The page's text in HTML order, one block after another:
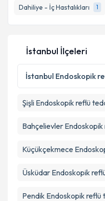
Dahiliye - İç Hastalıkları
1
Kişisel verilerimin
Metni
'ni okudum
kapsamda
İstanbul İlçeleri
İstanbul Endoskopik
Şişli Endoskopik reflü
Bahçelievler
Küçükçekmece
Üsküdar Endoskopik
Pendik Endoskopik reflü